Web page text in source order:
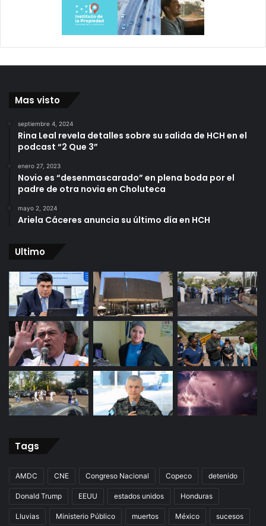
Mas visto
septiembre 4, 2024
Rina Leal revela detalles sobre su salida de HCH en el
podcast “2 Que 3”
enero 27, 2023
Novio es “desenmascarado” en plena boda por el
padre de otra novia en Choluteca
mayo 2, 2024
Ariela Cáceres anuncia su último día en HCH
Ultimo
Tags
AMDC CNE Congreso Nacional Copeco detenido
Donald Trump EEUU estados unidos Honduras
Lluvias Ministerio Público muertos México sucesos